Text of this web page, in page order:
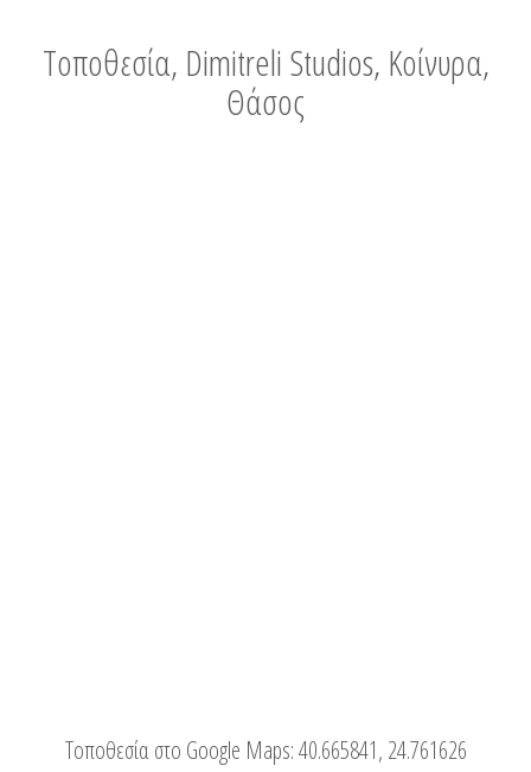
Τοποθεσία, Dimitreli Studios, Κοίνυρα,
Θάσος
Τοποθεσία στο Google Maps:40.665841, 24.761626